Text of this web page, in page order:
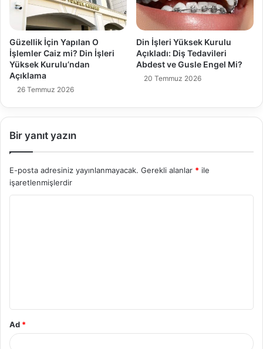
Güzellik İçin Yapılan O
İşlemler Caiz mi? Din İşleri
Yüksek Kurulu’ndan
Açıklama
26 Temmuz 2026
Din İşleri Yüksek Kurulu
Açıkladı: Diş Tedavileri
Abdest ve Gusle Engel Mi?
20 Temmuz 2026
Bir yanıt yazın
E-posta adresiniz yayınlanmayacak. Gerekli alanlar * ile
işaretlenmişlerdir
Ad *